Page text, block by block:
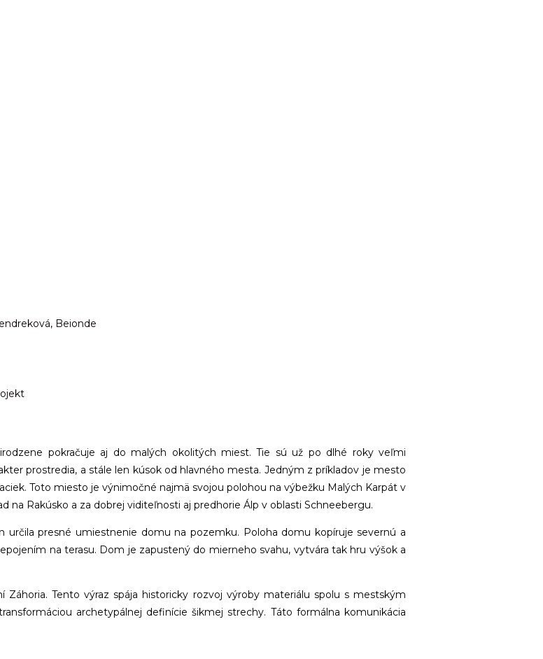
Beionde
pokračuje aj do malých okolitých miest. Tie sú už po dlhé roky veľmi
prostredia, a stále len kúsok od hlavného mesta. Jedným z príkladov je mesto
Toto miesto je výnimočné najmä svojou polohou na výbežku Malých Karpát v
na Rakúsko a za dobrej viditeľnosti aj predhorie Álp v oblasti Schneebergu.
presné umiestnenie domu na pozemku. Poloha domu kopíruje severnú a
na terasu. Dom je zapustený do mierneho svahu, vytvára tak hru výšok a
Tento výraz spája historicky rozvoj výroby materiálu spolu s mestským
archetypálnej definície šikmej strechy. Táto formálna komunikácia